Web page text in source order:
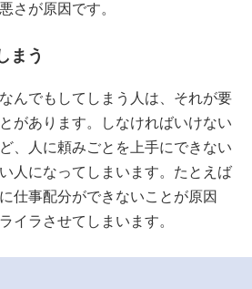
さが原因です。
まう
んでもしてしまう人は、それが要
があります。しなければいけない
、人に頼みごとを上手にできない
人になってしまいます。たとえば
仕事配分ができないことが原因
イラさせてしまいます。